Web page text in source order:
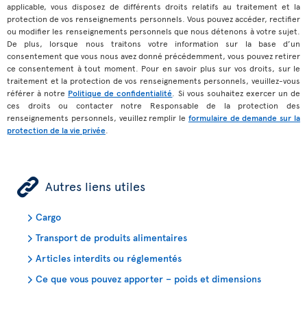
applicable, vous disposez de différents droits relatifs au traitement et la
protection de vos renseignements personnels. Vous pouvez accéder, rectifier
ou modifier les renseignements personnels que nous détenons à votre sujet.
De plus, lorsque nous traitons votre information sur la base d’un
consentement que vous nous avez donné précédemment, vous pouvez retirer
ce consentement à tout moment. Pour en savoir plus sur vos droits, sur le
traitement et la protection de vos renseignements personnels, veuillez-vous
référer à notre Politique de confidentialité . Si vous souhaitez exercer un de
ces droits ou contacter notre Responsable de la protection des
renseignements personnels, veuillez remplir le formulaire de demande sur la
protection de la vie privée
ÿ Autres liens utiles
Cargo
Transport de produits alimentaires
Articles interdits ou réglementés
Ce que vous pouvez apporter – poids et dimensions